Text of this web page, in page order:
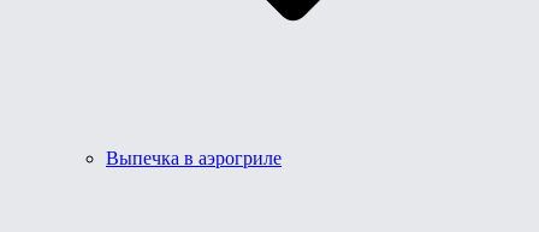
Выпечка в аэрогриле